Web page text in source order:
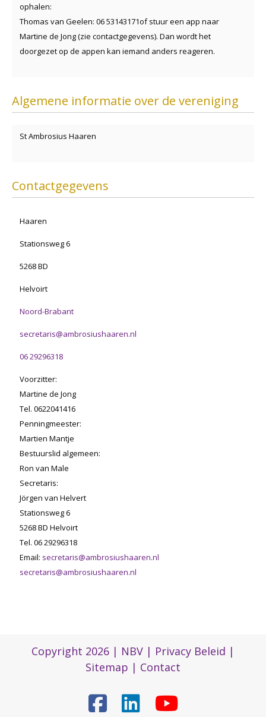
ophalen:
Thomas van Geelen: 06 53143171of stuur een app naar
Martine de Jong (zie contactgegevens). Dan wordt het
doorgezet op de appen kan iemand anders reageren.
Algemene informatie over de vereniging
St Ambrosius Haaren
Contactgegevens
Haaren
Stationsweg 6
5268 BD
Helvoirt
Noord-Brabant
secretaris@ambrosiushaaren.nl
06 29296318
Voorzitter:
Martine de Jong
Tel. 0622041416
Penningmeester:
Martien Mantje
Bestuurslid algemeen:
Ron van Male
Secretaris:
Jörgen van Helvert
Stationsweg 6
5268 BD Helvoirt
Tel. 06 29296318
Email: secretaris@ambrosiushaaren.nl
secretaris@ambrosiushaaren.nl
Copyright 2026 | NBV | Privacy Beleid |
Sitemap | Contact